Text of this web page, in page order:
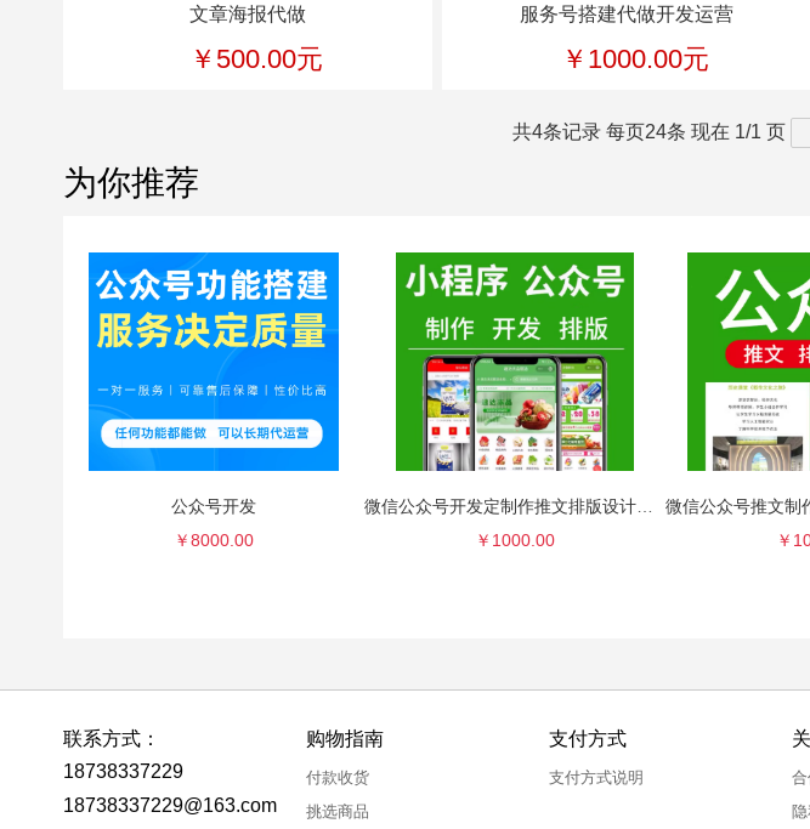
文章海报代做
￥500.00元
服务号搭建代做开发运营
￥1000.00元
共4条记录 每页24条 现在 1/1 页
为你推荐
公众号开发
￥8000.00
￥1000.00
￥
联系方式：
18738337229
18738337229@163.com
购物指南
付款收货
挑选商品
支付方式
支付方式说明